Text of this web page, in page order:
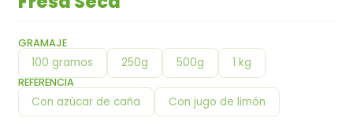
GRAMAJE
100 gramos 250g 500g 1 kg
REFERENCIA
Con azúcar de caña Con jugo de limón